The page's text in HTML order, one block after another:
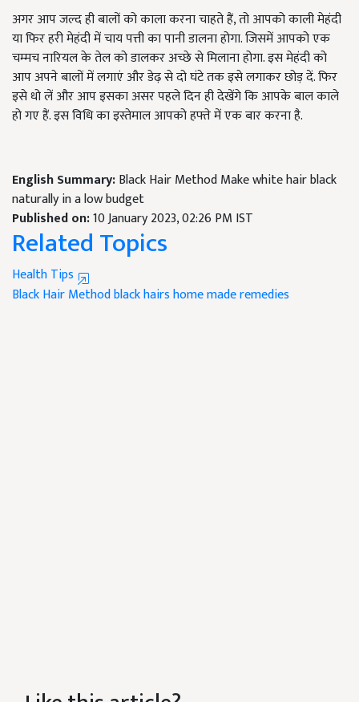
अगर आप जल्द ही बालों को काला करना चाहते हैं, तो आपको काली मेहंदी
या फिर हरी मेहंदी में चाय पत्ती का पानी डालना होगा. जिसमें आपको एक
चम्मच नारियल के तेल को डालकर अच्छे से मिलाना होगा. इस मेहंदी को
आप अपने बालों में लगाएं और डेढ़ से दो घंटे तक इसे लगाकर छोड़ दें. फिर
इसे धो लें और आप इसका असर पहले दिन ही देखेंगे कि आपके बाल काले
हो गए हैं. इस विधि का इस्तेमाल आपको हफ्ते में एक बार करना है.
English Summary:Black Hair Method Make white hair black
naturally in a low budget
Published on:10 January 2023, 02:26 PM IST
Related Topics
Health Tips
Black Hair Methodblack hairshome made remedies